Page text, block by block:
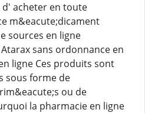
acheter en toute
m&eacute;dicament
sources en ligne
sans ordonnance en
ligne Ces produits sont
sous forme de
ou de
la pharmacie en ligne